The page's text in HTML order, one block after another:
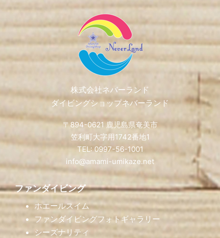
Footer
株式会社ネバーランド
ダイビングショップネバーランド
〒894-0621 鹿児島県奄美市
笠利町大字用1742番地1
TEL: 0997-56-1001
info@amami-umikaze.net
ファンダイビング
ホエールスイム
ファンダイビングフォトギャラリー
シーズナリティ